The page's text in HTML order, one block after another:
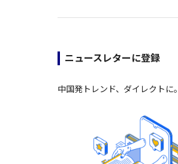
ニュースレターに登録
中国発トレンド、ダイレクトに。